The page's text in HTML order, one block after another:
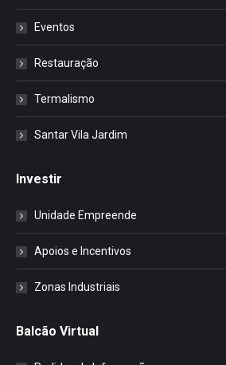
Eventos
Restauração
Termalismo
Santar Vila Jardim
Investir
Unidade Empreende
Apoios e Incentivos
Zonas Industriais
Balcão Virtual